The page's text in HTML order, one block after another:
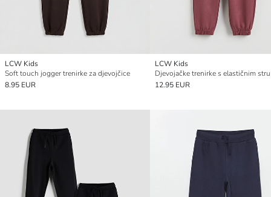
LCW Kids
Soft touch jogger trenirke za djevojčice
8.95 EUR
LCW Kids
Djevojačke trenirke s elastičnim
12.95 EUR